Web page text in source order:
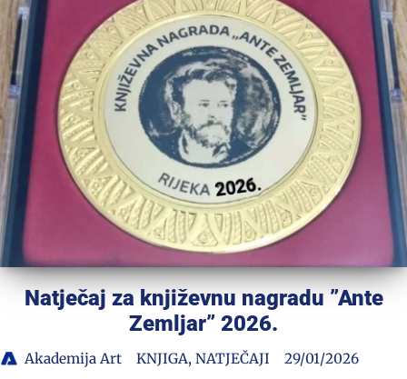
Natječaj za književnu nagradu ”Ante
Zemljar” 2026.
Akademija Art KNJIGA, NATJEČAJI 29/01/2026